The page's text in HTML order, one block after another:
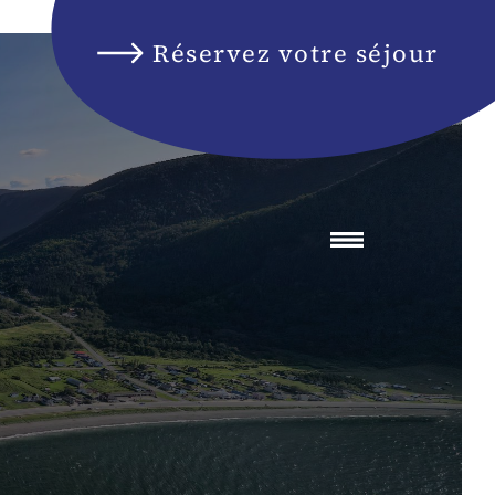
Réservez votre séjour